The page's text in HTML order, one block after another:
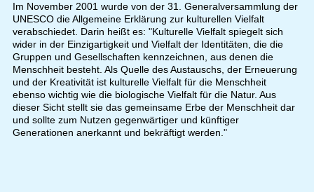
Im November 2001 wurde von der 31. Generalversammlung der
UNESCO die Allgemeine Erklärung zur kulturellen Vielfalt
verabschiedet. Darin heißt es: "Kulturelle Vielfalt spiegelt sich
wider in der Einzigartigkeit und Vielfalt der Identitäten, die die
Gruppen und Gesellschaften kennzeichnen, aus denen die
Menschheit besteht. Als Quelle des Austauschs, der Erneuerung
und der Kreativität ist kulturelle Vielfalt für die Menschheit
ebenso wichtig wie die biologische Vielfalt für die Natur. Aus
dieser Sicht stellt sie das gemeinsame Erbe der Menschheit dar
und sollte zum Nutzen gegenwärtiger und künftiger
Generationen anerkannt und bekräftigt werden."